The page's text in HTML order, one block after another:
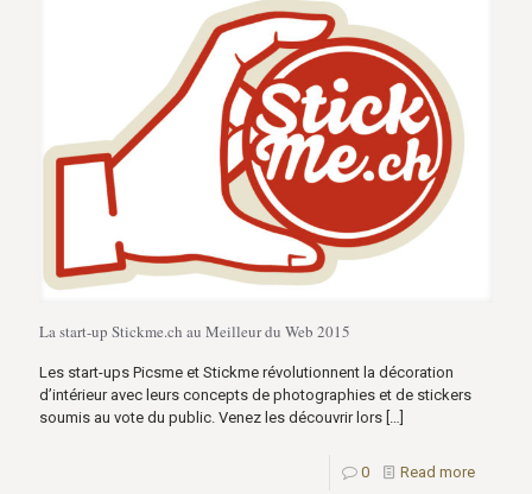
La start-up Stickme.ch au Meilleur du Web 2015
Les start-ups Picsme et Stickme révolutionnent la décoration
d’intérieur avec leurs concepts de photographies et de stickers
soumis au vote du public. Venez les découvrir lors
0 Read more